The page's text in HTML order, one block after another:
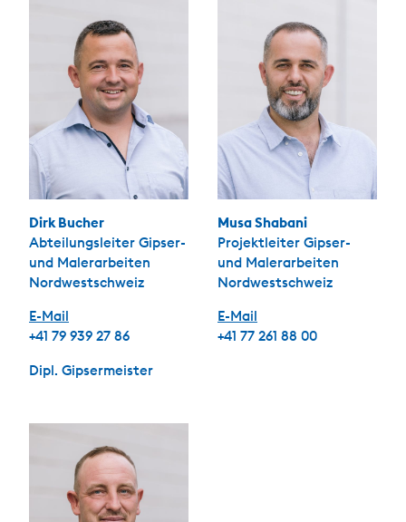
Dirk Bucher
Abteilungsleiter Gipser-
und Malerarbeiten
Nordwestschweiz
E-Mail
+41 79 939 27 86
Dipl. Gipsermeister
Musa Shabani
Projektleiter Gipser-
und Malerarbeiten
Nordwestschweiz
E-Mail
+41 77 261 88 00